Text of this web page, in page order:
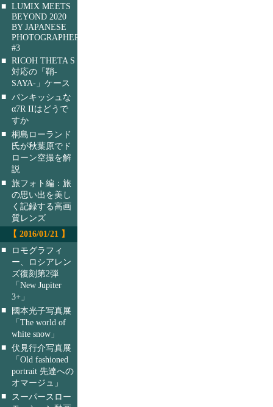
■ LUMIX MEETS
BEYOND 2020
BY JAPANESE
PHOTOGRAPHERS
#3
■ RICOH THETA S
対応の「鞘-
SAYA-」ケース
■ パンキッシュな
α7R IIはどうで
すか
■ 桐島ローランド
氏が秋葉原でド
ローン空撮を解
説
■ 旅フォト編：旅
の思い出を美し
く記録する高画
質レンズ
【 2016/01/21 】
■
ロモグラフィ
ー、ロシアレン
ズ復刻第2弾
「New Jupiter
3+」
■
國本光子写真展
「The world of
white snow」
■ 伏見行介写真展
「Old fashioned
portrait 先達への
オマージュ」
■
スーパースロー